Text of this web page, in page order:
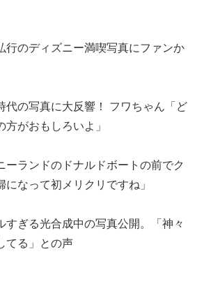
行のディズニー満喫写真にファンか
代の写真に大反響！ フワちゃん「ど
方がおもしろいよ」
ーランドのドナルドボートの前でク
になって初メリクリですね」
すぎる光合成中の写真公開。「神々
てる」との声